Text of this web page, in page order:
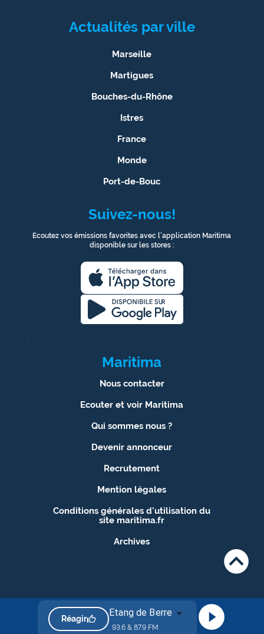
Réagir
Etang de Berre
93.6 & 87.9 FM
Actualités par ville
Marseille
Martigues
Bouches-du-Rhône
Istres
France
Monde
Port-de-Bouc
Suivez-nous!
Ecoutez vos émissions favorites avec l’application Maritima
disponible sur les stores :
1
Maritima
Nous contacter
Ecouter et voir Maritima
Qui sommes nous ?
Devenir annonceur
Recrutement
Mention légales
Conditions générales d'utilisation du
site maritima.fr
Archives